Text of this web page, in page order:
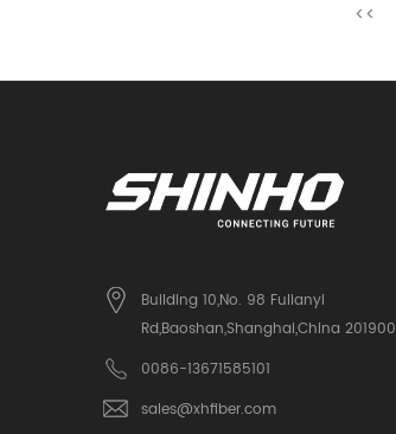
<<
Building 10,No. 98 Fulianyi
Rd,Baoshan,Shanghai,China 201900
0086-13671585101
sales@xhfiber.com